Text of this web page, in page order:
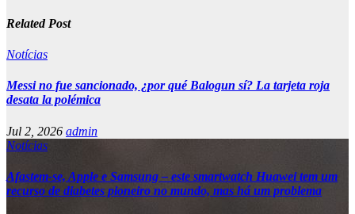
Related Post
Notícias
Messi no fue sancionado, ¿por qué Balogun sí? La tarjeta roja
desata la polémica
Jul 2, 2026 admin
Notícias
Afastem-se, Apple e Samsung – este smartwatch Huawei tem um
recurso de diabetes pioneiro no mundo, mas há um problema